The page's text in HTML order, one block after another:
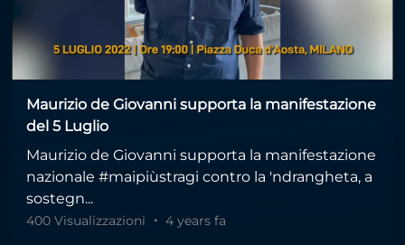
Maurizio de Giovanni supporta la manifestazione
del 5 Luglio
Maurizio de Giovanni supporta la manifestazione
nazionale #maipiùstragi contro la 'ndrangheta, a
sostegn...
400 Visualizzazioni 4 years fa